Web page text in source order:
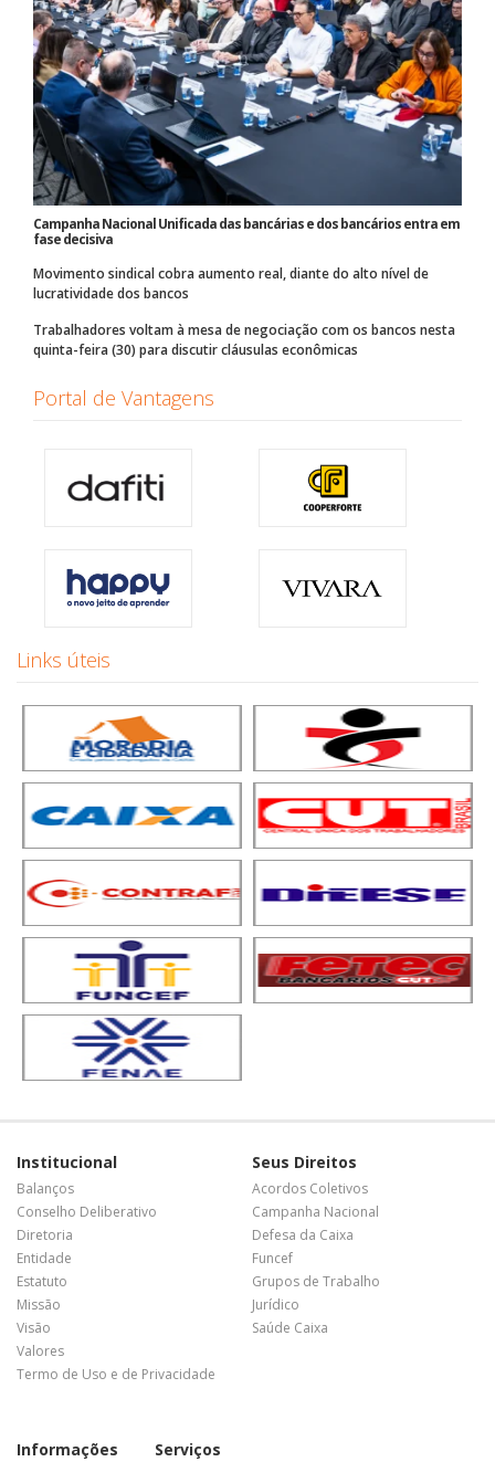
Campanha Nacional Unificada das bancárias e dos bancários entra em
fase decisiva
Movimento sindical cobra aumento real, diante do alto nível de
lucratividade dos bancos
Trabalhadores voltam à mesa de negociação com os bancos nesta
quinta-feira (30) para discutir cláusulas econômicas
Portal de Vantagens
Links úteis
Institucional
Balanços
Conselho Deliberativo
Diretoria
Entidade
Estatuto
Missão
Visão
Valores
Termo de Uso e de Privacidade
Seus Direitos
Acordos Coletivos
Campanha Nacional
Defesa da Caixa
Funcef
Grupos de Trabalho
Jurídico
Saúde Caixa
Informações Serviços